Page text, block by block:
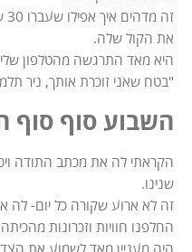
את הקול שלה.
היא מאד התרגשה מהטלפון
"בטח שאני זוכרת אותך, ניר
השבוע סוף סוף
הקראתי לה את מכתב התודה
שנינו.
זה לא ארוע שקורה כל יום- לה
החלפנו חוויות וזכרונות